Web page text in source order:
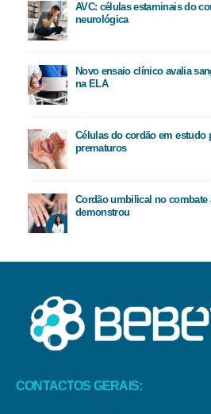
AVC: células estaminais do
neurológica
Novo ensaio clínico avalia
na ELA
Células do cordão em estudo
prematuros
Cordão umbilical no combate
demonstrou
CONTACTOS GERAIS: